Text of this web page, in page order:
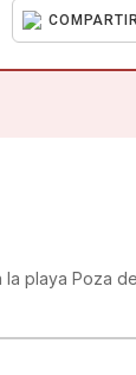
COMPARTIR
playa Poza